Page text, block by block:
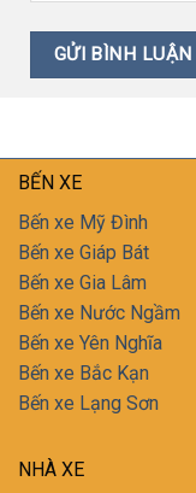
BẾN XE
Bến xe Mỹ Đình
Bến xe Giáp Bát
Bến xe Gia Lâm
Bến xe Nước Ngầm
Bến xe Yên Nghĩa
Bến xe Bắc Kạn
Bến xe Lạng Sơn
NHÀ XE